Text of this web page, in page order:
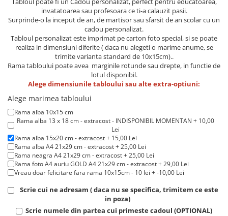
Lenjerii de pat pentru copii
Cadouri Cuplu
Pijamale de CRACIUN
Pijamale de dama
Halate si capoate
Pijamale
WINTER Collection
Halate si pijamale Family
Incaltaminte
Seturi elegante femei
Umbrele
Pijamale BIG SIZE femei
Cadouri ocazii speciale
invatatoarea sau profesoara ce ti-a calauzit pasii.
Surprinde-o la inceput de an, de martisor sau sfarsit de an scolar cu un
cadou personalizat.
Tabloul personalizat este imprimat pe carton foto special, si se poate
realiza in dimensiuni diferite ( daca nu alegeti o marime anume, se
trimite varianta standard de 10x15cm)..
Rama tabloului poate avea marginile rotunde sau drepte, in functie de
lotul disponibil.
Alege dimensiunile tabloului sau alte extra-optiuni:
Alege marimea tabloului
Rama alba 10x15 cm
Rama alba 13 x 18 cm - extracost - INDISPONIBIL MOMENTAN + 10,00
Lei
Rama alba 15x20 cm - extracost + 15,00 Lei
Rama alba A4 21x29 cm - extracost + 25,00 Lei
Rama neagra A4 21x29 cm - extracost + 25,00 Lei
Rama foto A4 auriu GOLD A4 21x29 cm - extracost + 29,00 Lei
Vreau doar felicitare fara rama 10x15cm - 10 lei + -10,00 Lei
Scrie cui ne adresam ( daca nu se specifica, trimitem ce este
in poza)
Scrie numele din partea cui primeste cadoul (OPTIONAL)